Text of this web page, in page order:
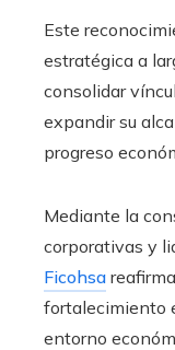
Este
estratégica a
consolidar
expandir su
progreso
Mediante la
corporativas y
Ficohsa
fortalecimiento
entorno